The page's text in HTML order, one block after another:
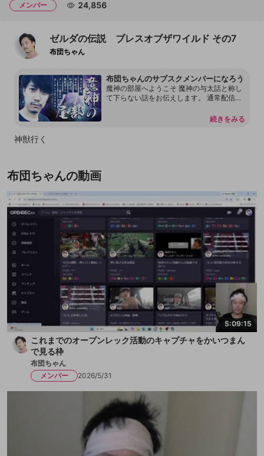
メンバー 24,856
ゼルダの伝説 ブレスオブザワイルド その7
布団ちゃん
布団ちゃんのサブスクメンバーになろう
魔神の部屋へようこそ 魔神の与太話と称し
て下らない話をお伝えします。 通常配信で
を許可しておりません。 配信内容をリーク
続きをみる
神獣行く
布団ちゃんの動画
5:09:15
これまでのオープンレック活動のキャプチャをかいつまん
で見る枠
布団ちゃん
メンバー
2026/5/31